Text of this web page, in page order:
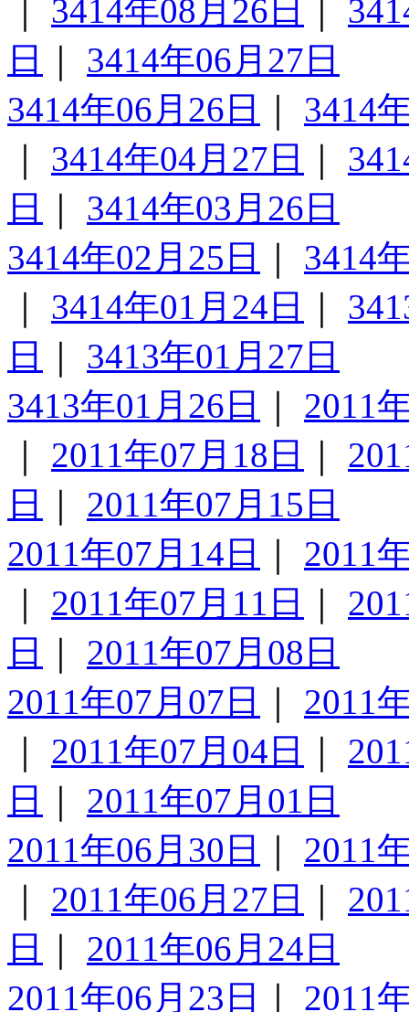
3414年08月26日
日
3414年06月27日
3414年06月26日
3414
3414年04月27日
日
3414年03月26日
3414年02月25日
3414
3414年01月24日
日
3413年01月27日
3413年01月26日
2011
2011年07月18日
日
2011年07月15日
2011年07月14日
2011
2011年07月11日
日
2011年07月08日
2011年07月07日
2011
2011年07月04日
日
2011年07月01日
2011年06月30日
2011
2011年06月27日
日
2011年06月24日
2011年06月23日
2011